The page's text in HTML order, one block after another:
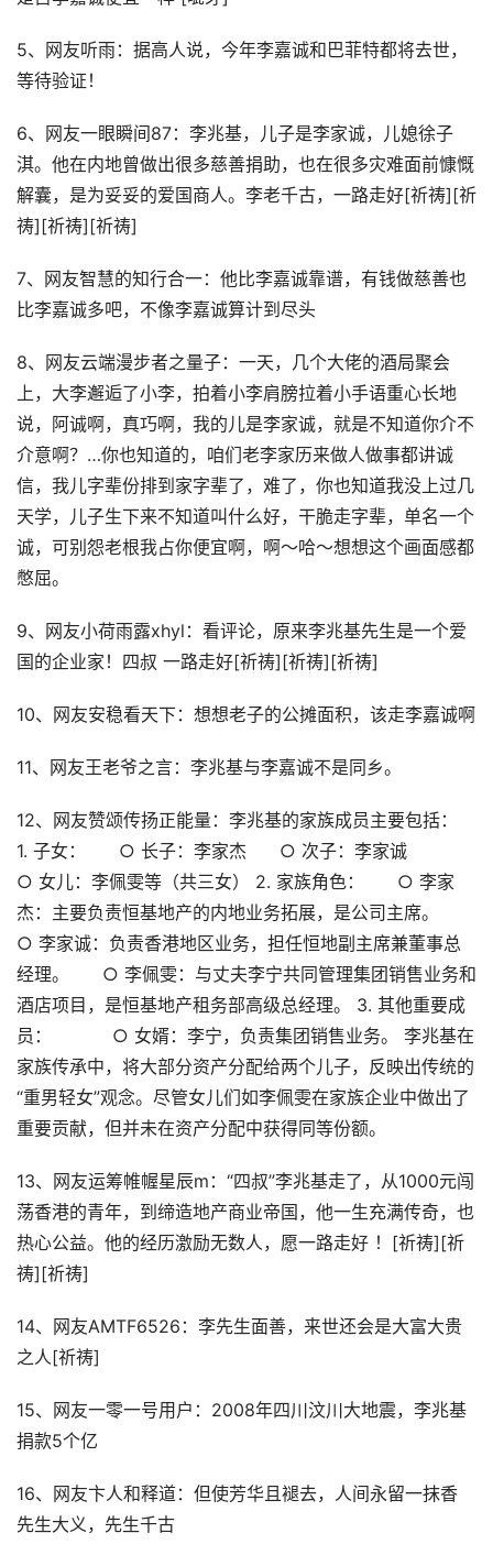
5、网友听雨：据高人说，今年李嘉诚和巴菲特都将去世，
等待验证！
6、网友一眼瞬间87：李兆基，儿子是李家诚，儿媳徐子
淇。他在内地曾做出很多慈善捐助，也在很多灾难面前慷慨
解囊，是为妥妥的爱国商人。李老千古，一路走好[祈祷][祈
祷][祈祷][祈祷]
7、网友智慧的知行合一：他比李嘉诚靠谱，有钱做慈善也
比李嘉诚多吧，不像李嘉诚算计到尽头
8、网友云端漫步者之量子：一天，几个大佬的酒局聚会
上，大李邂逅了小李，拍着小李肩膀拉着小手语重心长地
说，阿诚啊，真巧啊，我的儿是李家诚，就是不知道你介不
介意啊？…你也知道的，咱们老李家历来做人做事都讲诚
信，我儿字辈份排到家字辈了，难了，你也知道我没上过几
天学，儿子生下来不知道叫什么好，干脆走字辈，单名一个
诚，可别怨老根我占你便宜啊，啊～哈～想想这个画面感都
憋屈。
9、网友小荷雨露xhyl：看评论，原来李兆基先生是一个爱
国的企业家！四叔 一路走好[祈祷][祈祷][祈祷]
10、网友安稳看天下：想想老子的公摊面积，该走李嘉诚啊
11、网友王老爷之言：李兆基与李嘉诚不是同乡。
12、网友赞颂传扬正能量：李兆基的家族成员主要包括：
1. 子女： ○ 长子：李家杰 ○ 次子：李家诚
○ 女儿：李佩雯等（共三女） 2. 家族角色： ○ 李家
杰：主要负责恒基地产的内地业务拓展，是公司主席。
○ 李家诚：负责香港地区业务，担任恒地副主席兼董事总
经理。 ○ 李佩雯：与丈夫李宁共同管理集团销售业务和
酒店项目，是恒基地产租务部高级总经理。 3. 其他重要成
员： ○ 女婿：李宁，负责集团销售业务。 李兆基在
家族传承中，将大部分资产分配给两个儿子，反映出传统的
“重男轻女”观念。尽管女儿们如李佩雯在家族企业中做出了
重要贡献，但并未在资产分配中获得同等份额。
13、网友运筹帷幄星辰m：“四叔”李兆基走了，从1000元闯
荡香港的青年，到缔造地产商业帝国，他一生充满传奇，也
热心公益。他的经历激励无数人，愿一路走好 ！[祈祷][祈
祷][祈祷]
14、网友AMTF6526：李先生面善，来世还会是大富大贵
之人[祈祷]
15、网友一零一号用户：2008年四川汶川大地震，李兆基
捐款5个亿
16、网友卞人和释道：但使芳华且褪去，人间永留一抹香
先生大义，先生千古